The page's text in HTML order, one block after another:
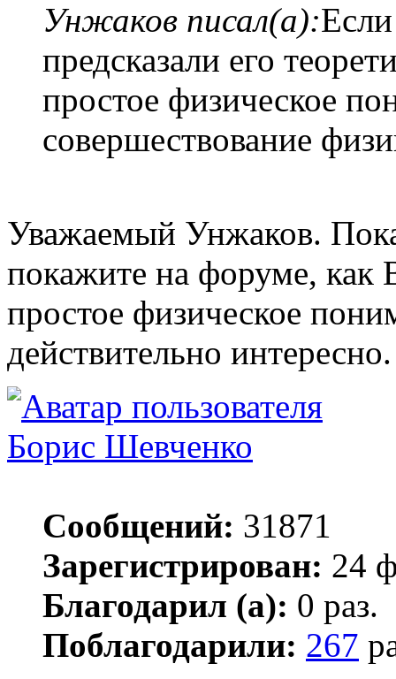
Унжаков писал(а):
предсказали его
простое физическое
совершествование
Уважаемый Унжаков.
покажите на форуме, как
простое физическое
действительно
Борис Шевченко
Сообщений: 31871
Зарегистрирован: 24
Благодарил (а): 0 раз.
Поблагодарили: 267